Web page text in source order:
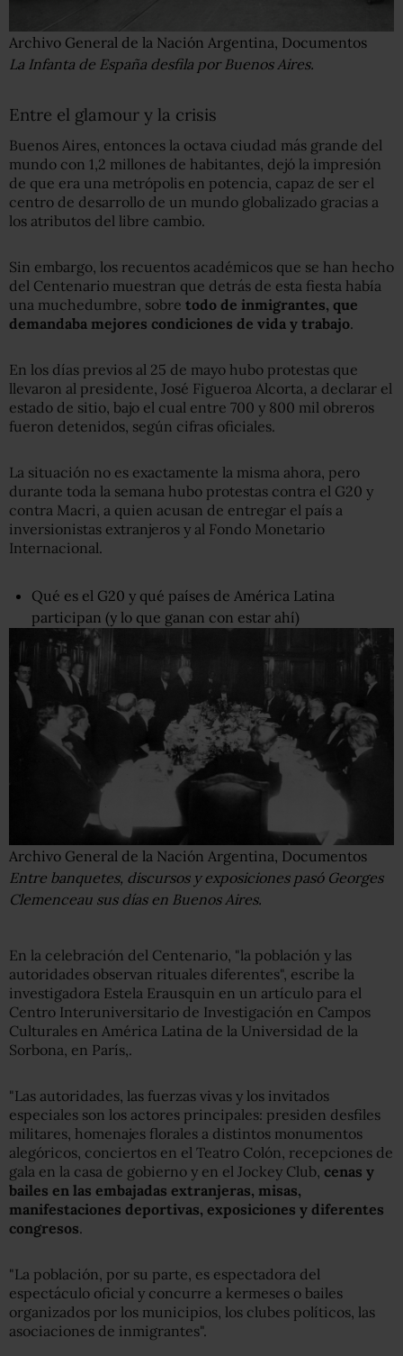
Archivo General de la Nación Argentina, Documentos
La Infanta de España desfila por Buenos Aires.
Entre el glamour y la crisis
Buenos Aires, entonces la octava ciudad más grande del
mundo con 1,2 millones de habitantes, dejó la impresión
de que era una metrópolis en potencia, capaz de ser el
centro de desarrollo de un mundo globalizado gracias a
los atributos del libre cambio.
Sin embargo, los recuentos académicos que se han hecho
del Centenario muestran que detrás de esta fiesta había
una muchedumbre, sobre todo de inmigrantes, que
demandaba mejores condiciones de vida y trabajo.
En los días previos al 25 de mayo hubo protestas que
llevaron al presidente, José Figueroa Alcorta, a declarar el
estado de sitio, bajo el cual entre 700 y 800 mil obreros
fueron detenidos, según cifras oficiales.
La situación no es exactamente la misma ahora, pero
durante toda la semana hubo protestas contra el G20 y
contra Macri, a quien acusan de entregar el país a
inversionistas extranjeros y al Fondo Monetario
Internacional.
Qué es el G20 y qué países de América Latina
participan (y lo que ganan con estar ahí)
Archivo General de la Nación Argentina, Documentos
Entre banquetes, discursos y exposiciones pasó Georges
Clemenceau sus días en Buenos Aires.
En la celebración del Centenario, "la población y las
autoridades observan rituales diferentes", escribe la
investigadora Estela Erausquin en un artículo para el
Centro Interuniversitario de Investigación en Campos
Culturales en América Latina de la Universidad de la
Sorbona, en París,.
"Las autoridades, las fuerzas vivas y los invitados
especiales son los actores principales: presiden desfiles
militares, homenajes florales a distintos monumentos
alegóricos, conciertos en el Teatro Colón, recepciones de
gala en la casa de gobierno y en el Jockey Club, cenas y
bailes en las embajadas extranjeras, misas,
manifestaciones deportivas, exposiciones y diferentes
congresos.
"La población, por su parte, es espectadora del
espectáculo oficial y concurre a kermeses o bailes
organizados por los municipios, los clubes políticos, las
asociaciones de inmigrantes".